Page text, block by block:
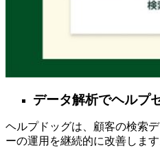
データ解析でヘルプ
ヘルプドッグは、顧客の検索
ーの運用を継続的に改善しま